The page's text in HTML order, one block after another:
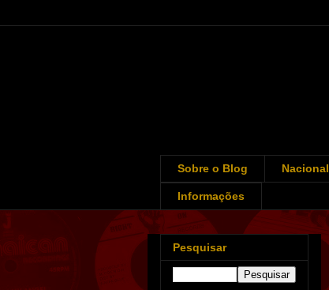
Sobre o Blog Nacional
Informações
Pesquisar